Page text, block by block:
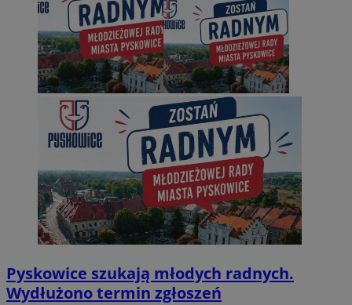
Pyskowice szukają młodych radnych.
Wydłużono termin zgłoszeń